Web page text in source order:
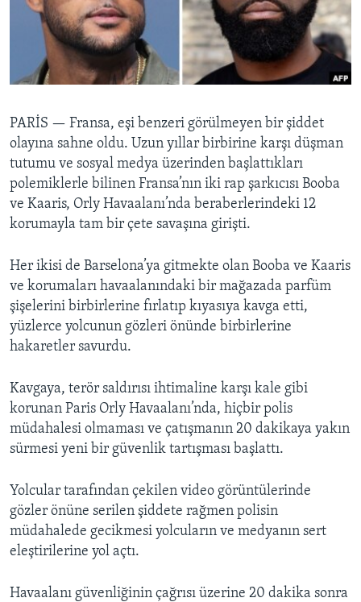
HAYATTAN
SANAT
BIZI TAKIP EDIN
Diller
PARİS — Fransa, eşi benzeri görülmeyen bir şiddet
olayına sahne oldu. Uzun yıllar birbirine karşı düşman
tutumu ve sosyal medya üzerinden başlattıkları
polemiklerle bilinen Fransa’nın iki rap şarkıcısı Booba
ve Kaaris, Orly Havaalanı’nda beraberlerindeki 12
korumayla tam bir çete savaşına girişti.
Her ikisi de Barselona’ya gitmekte olan Booba ve Kaaris
ve korumaları havaalanındaki bir mağazada parfüm
şişelerini birbirlerine fırlatıp kıyasıya kavga etti,
yüzlerce yolcunun gözleri önünde birbirlerine
hakaretler savurdu.
Kavgaya, terör saldırısı ihtimaline karşı kale gibi
korunan Paris Orly Havaalanı’nda, hiçbir polis
müdahalesi olmaması ve çatışmanın 20 dakikaya yakın
sürmesi yeni bir güvenlik tartışması başlattı.
Yolcular tarafından çekilen video görüntülerinde
gözler önüne serilen şiddete rağmen polisin
müdahalede gecikmesi yolcuların ve medyanın sert
eleştirilerine yol açtı.
Havaalanı güvenliğinin çağrısı üzerine 20 dakika sonra